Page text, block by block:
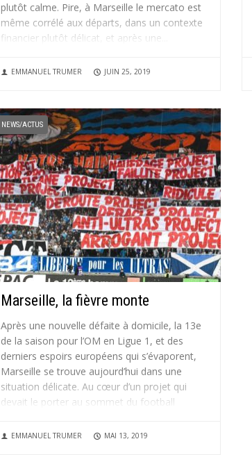
plutôt calme. Pire, à Marseille le mercato est
même corrélé aux départs, dans un contexte
financier plutôt délicat, et après une...
EMMANUEL TRUMER JUIN 25, 2019
NEWS/ACTUS
Marseille, la fièvre monte
Après une nouvelle défaite à domicile, la 13e
de la saison pour l’OM en Ligue 1, et des
derniers espoirs européens qui s’évaporent,
Marseille se trouve aujourd’hui dans une
situation délicate. Au cœur d’un projet qui
devait le porter au sommet du football
EMMANUEL TRUMER MAI 13, 2019